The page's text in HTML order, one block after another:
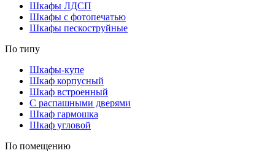
Шкафы ЛДСП
Шкафы с фотопечатью
Шкафы пескоструйные
По типу
Шкафы-купе
Шкаф корпусный
Шкаф встроенный
С распашными дверями
Шкаф гармошка
Шкаф угловой
По помещению